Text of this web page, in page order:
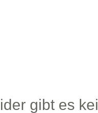
gibt es